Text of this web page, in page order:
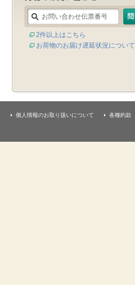
2件以上はこちら
お荷物のお届け遅延状況について
個人情報のお取り扱いについて 各種約款